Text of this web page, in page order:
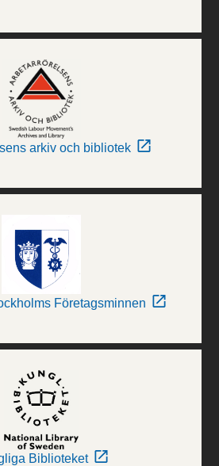
arkiv och bibliotek
Företagsminnen
Biblioteket